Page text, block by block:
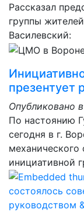
Рассказал
группы
Василевский:
презентует
Опубликовано
По настоянию
сегодня в г.
инициативной